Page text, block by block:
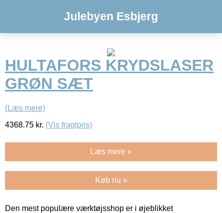
Julebyen Esbjerg
HULTAFORS KRYDSLASER
GRØN SÆT
(Læs mere)
4368.75 kr. (Vis fragtpris)
Læs mere »
Køb nu »
Den mest populære værktøjsshop er i øjeblikket